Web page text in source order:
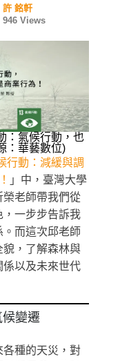
許 銘軒
946 Views
：氣候行動，也
：華藝數位)
行動：減緩與調
」中，臺灣大學
老師帶我們從
，一步步告訴我
而這次邱老師
，了解森林與
以及未來世代
候變遷
種的天災，對